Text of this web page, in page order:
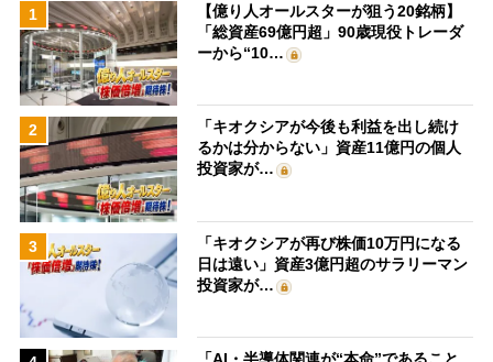
1
【億り人オールスターが狙う20銘柄】
「総資産69億円超」90歳現役トレーダ
ーから“10…
2
「キオクシアが今後も利益を出し続け
るかは分からない」資産11億円の個人
投資家が…
3
「キオクシアが再び株価10万円になる
日は遠い」資産3億円超のサラリーマン
投資家が…